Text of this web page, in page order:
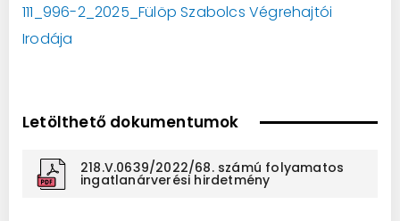
111_996-2_2025_Fülöp Szabolcs Végrehajtói
Irodája
Letölthető dokumentumok
218.V.0639/2022/68. számú folyamatos
ingatlanárverési hirdetmény